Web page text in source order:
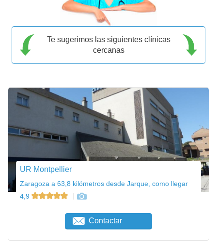
Te sugerimos las siguientes clínicas
cercanas
UR Montpellier
Zaragoza a 63,8 kilómetros desde Jarque, como llegar
4,9
Contactar